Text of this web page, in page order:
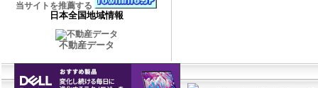
当サイトを推薦する
日本全国地域情報
不動産データ